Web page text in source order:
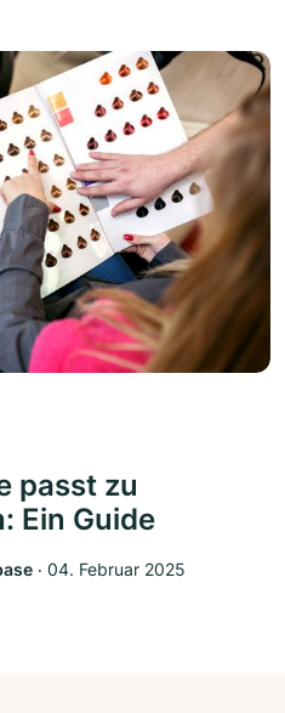
passt zu
Ein Guide
‧ 04. Februar 2025